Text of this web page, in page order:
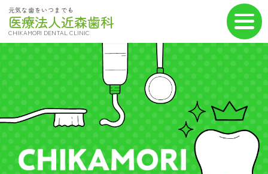
元気な歯をいつまでも
医療法人近森歯科
CHIKAMORI DENTAL CLINIC